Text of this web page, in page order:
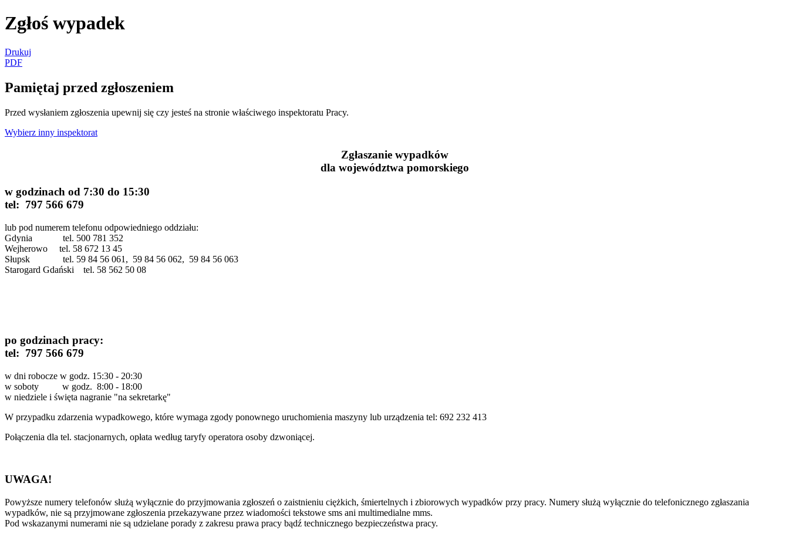
Zgłoś wypadek
Drukuj
PDF
Pamiętaj przed zgłoszeniem
Przed wysłaniem zgłoszenia upewnij się czy jesteś na stronie właściwego inspektoratu Pracy.
Wybierz inny inspektorat
Zgłaszanie wypadków
dla województwa pomorskiego
w godzinach od 7:30 do 15:30
tel: 797 566 679
lub pod numerem telefonu odpowiedniego oddziału:
Gdynia tel. 500 781 352
Wejherowo tel. 58 672 13 45
Słupsk tel. 59 84 56 061, 59 84 56 062, 59 84 56 063
Starogard Gdański tel. 58 562 50 08
po godzinach pracy:
tel: 797 566 679
w dni robocze w godz. 15:30 - 20:30
w soboty w godz. 8:00 - 18:00
w niedziele i święta nagranie "na sekretarkę"
W przypadku zdarzenia wypadkowego, które wymaga zgody ponownego uruchomienia maszyny lub urządzenia tel: 692 232 413
Połączenia dla tel. stacjonarnych, opłata według taryfy operatora osoby dzwoniącej.
UWAGA!
Powyższe numery telefonów służą wyłącznie do przyjmowania zgłoszeń o zaistnieniu ciężkich, śmiertelnych i zbiorowych wypadków przy pracy. Numery służą wyłącznie do telefonicznego zgłaszania
wypadków, nie są przyjmowane zgłoszenia przekazywane przez wiadomości tekstowe sms ani multimedialne mms.
Pod wskazanymi numerami nie są udzielane porady z zakresu prawa pracy bądź technicznego bezpieczeństwa pracy.